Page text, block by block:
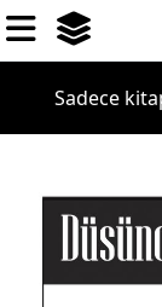
Sadece